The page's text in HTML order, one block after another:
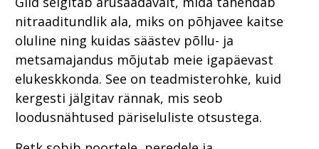
nitraaditundlik ala, miks on põhjavee kaitse
oluline ning kuidas säästev põllu- ja
metsamajandus mõjutab meie igapäevast
elukeskkonda. See on teadmisterohke, kuid
kergesti jälgitav rännak, mis seob
loodusnähtused päriseluliste otsustega.